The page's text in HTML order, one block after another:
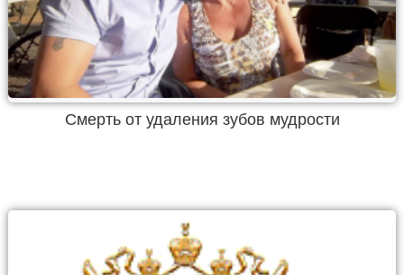
Смерть от удаления зубов мудрости